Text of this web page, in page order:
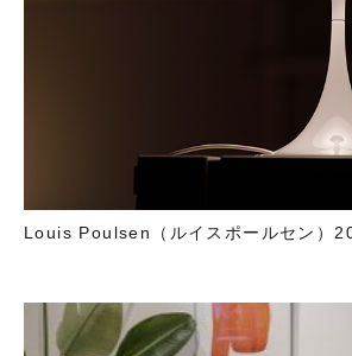
Louis Poulsen（ルイスポールセン）